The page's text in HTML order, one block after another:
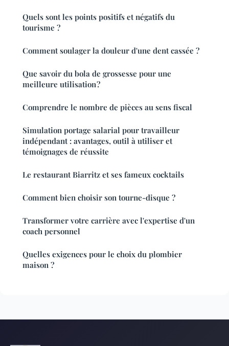
Quels sont les points positifs et négatifs du
tourisme ?
Comment soulager la douleur d'une dent cassée ?
Que savoir du bola de grossesse pour une
meilleure utilisation ?
Comprendre le nombre de pièces au sens fiscal
Simulation portage salarial pour travailleur
indépendant : avantages, outil à utiliser et
témoignages de réussite
Le restaurant Biarritz et ses fameux cocktails
Comment bien choisir son tourne-disque ?
Transformer votre carrière avec l'expertise d'un
coach personnel
Quelles exigences pour le choix du plombier
maison ?